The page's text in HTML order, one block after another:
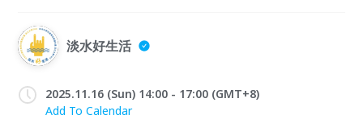
淡水好生活
2025.11.16 (Sun) 14:00 - 17:00 (GMT+8)
Add To Calendar